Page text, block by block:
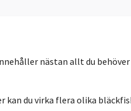
nästan allt du
du virka flera olika